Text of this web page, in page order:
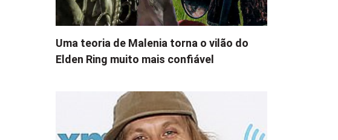
Uma teoria de Malenia torna o vilão do
Elden Ring muito mais confiável